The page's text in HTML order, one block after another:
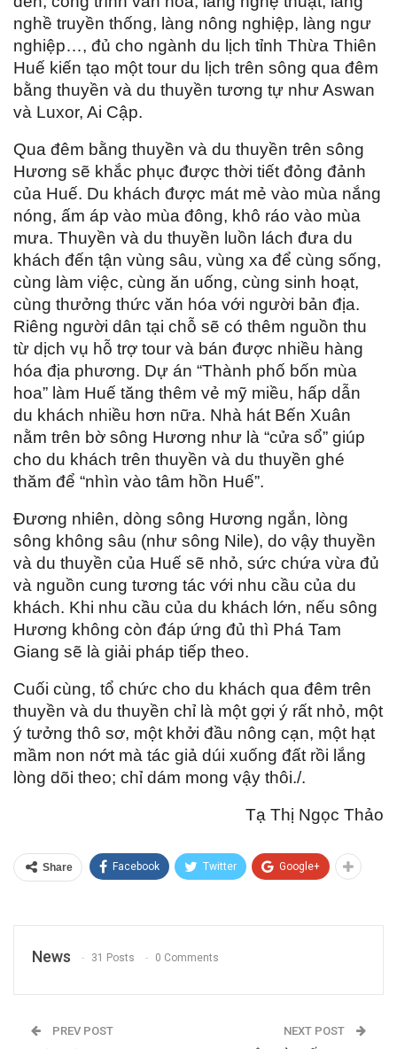
nghề truyền thống, làng nông nghiệp, làng ngư
nghiệp…, đủ cho ngành du lịch tỉnh Thừa Thiên
Huế kiến tạo một tour du lịch trên sông qua đêm
bằng thuyền và du thuyền tương tự như Aswan
và Luxor, Ai Cập.
Qua đêm bằng thuyền và du thuyền trên sông
Hương sẽ khắc phục được thời tiết đỏng đảnh
của Huế. Du khách được mát mẻ vào mùa nắng
nóng, ấm áp vào mùa đông, khô ráo vào mùa
mưa. Thuyền và du thuyền luồn lách đưa du
khách đến tận vùng sâu, vùng xa để cùng sống,
cùng làm việc, cùng ăn uống, cùng sinh hoạt,
cùng thưởng thức văn hóa với người bản địa.
Riêng người dân tại chỗ sẽ có thêm nguồn thu
từ dịch vụ hỗ trợ tour và bán được nhiều hàng
hóa địa phương. Dự án “Thành phố bốn mùa
hoa” làm Huế tăng thêm vẻ mỹ miều, hấp dẫn
du khách nhiều hơn nữa. Nhà hát Bến Xuân
nằm trên bờ sông Hương như là “cửa sổ” giúp
cho du khách trên thuyền và du thuyền ghé
thăm để “nhìn vào tâm hồn Huế”.
Đương nhiên, dòng sông Hương ngắn, lòng
sông không sâu (như sông Nile), do vậy thuyền
và du thuyền của Huế sẽ nhỏ, sức chứa vừa đủ
và nguồn cung tương tác với nhu cầu của du
khách. Khi nhu cầu của du khách lớn, nếu sông
Hương không còn đáp ứng đủ thì Phá Tam
Giang sẽ là giải pháp tiếp theo.
Cuối cùng, tổ chức cho du khách qua đêm trên
thuyền và du thuyền chỉ là một gợi ý rất nhỏ, một
ý tưởng thô sơ, một khởi đầu nông cạn, một hạt
mầm non nớt mà tác giả dúi xuống đất rồi lắng
lòng dõi theo; chỉ dám mong vậy thôi./.
Tạ Thị Ngọc Thảo
Share Facebook Twitter Google+
News 31 Posts 0 Comments
PREV POST NEXT POST